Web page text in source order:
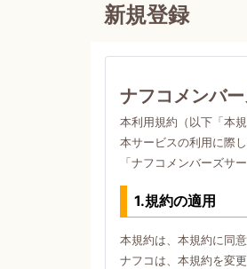
新規登録
ナフコメンバ
本利用規約（以下「本
本サービスの利用に際
「ナフコメンバーズサ
1.規約の適用
本規約は、本規約に同
ナフコは、本規約を変